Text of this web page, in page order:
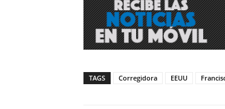
TAGS Corregidora EEUU